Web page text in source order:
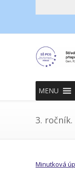
MENU
3. ročník.
Minutková